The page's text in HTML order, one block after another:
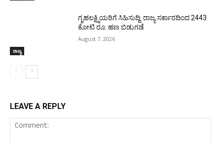
ರಾಜ್ಯ
ಗೃಹಲಕ್ಷ್ಮಿಯರಿಗೆ ಸಿಹಿಸುದ್ದಿ: ರಾಜ್ಯ ಸರ್ಕಾರದಿಂದ 2443
ಕೋಟಿ ರೂ. ಹಣ ಬಿಡುಗಡೆ
August 7, 2026
LEAVE A REPLY